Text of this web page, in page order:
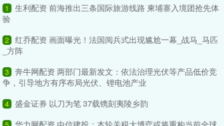
1
生利配资 前海推出三条国际旅游线路 柬埔寨入境团抢先体
验
2
红乔配资 画面曝光！法国阅兵式出现尴尬一幕_战马_马匹
_方阵
3
奔牛网配资 两部门最新发文：依法治理光伏等产品低价竞
争，引导地方有序布局光伏、锂电池产业
4 盛金证券 以刀为笔 37载镌刻夷陵乡韵